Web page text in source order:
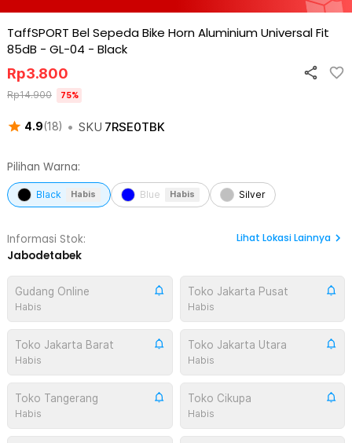
TaffSPORT Bel Sepeda Bike Horn Aluminium Universal Fit
85dB - GL-04 - Black
4.9(18) • SKU 7RSE0TBK
Rp3.800
Rp14.900 75%
Pilihan Warna:
Black Habis Blue Habis Silver
Informasi Stok:
Jabodetabek
Lihat Lokasi Lainnya
Gudang Online
Habis
Toko Jakarta Pusat
Habis
Toko Jakarta Barat
Habis
Toko Jakarta Utara
Habis
Toko Tangerang
Habis
Toko Cikupa
Habis